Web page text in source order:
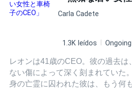
有数の代理人エージェンシーを率
日に恋人が妊娠していたこと、そ
世界は一気に崩れ去った。 不幸なことに、ザックはすで
はや撤回できる状況ではなかった。 そしてクリスマスを
家族と過ごすため、再びスイスア
なくなったとき、彼の人生は「偽
Carla Cadete
1.3K leídos Ongoing
レオンは41歳のCEO。彼の過去は
ない傷によって深く刻まれていた
身の亡霊に囚われた彼は、もう何